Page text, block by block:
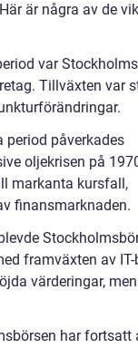
är några av de
var
Tillväxten var
period påverkades
oljekrisen på
markanta kursfall,
finansmarknaden.
framväxten av
värderingar,
har fortsatt